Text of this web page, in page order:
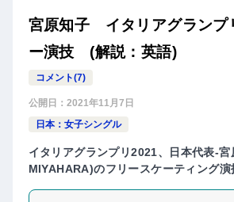
宮原知子 イタリアグラン
ー演技 (解説：英語)
コメント(7)
公開日： 2021年11月7日
日本：女子シングル
イタリアグランプリ2021、日本代表-
MIYAHARA)のフリースケーティング演